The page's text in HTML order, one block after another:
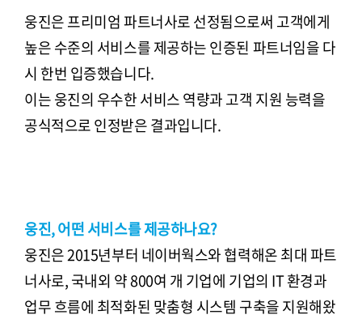
웅진은 프리미엄 파트너사로 선정됨으로써 고객에게
높은 수준의 서비스를 제공하는 인증된 파트너임을 다
시 한번 입증했습니다.
이는 웅진의 우수한 서비스 역량과 고객 지원 능력을
공식적으로 인정받은 결과입니다.
웅진, 어떤 서비스를 제공하나요?
웅진은 2015년부터 네이버웍스와 협력해온 최대 파트
너사로, 국내외 약 800여 개 기업에 기업의 IT 환경과
업무 흐름에 최적화된 맞춤형 시스템 구축을 지원해왔